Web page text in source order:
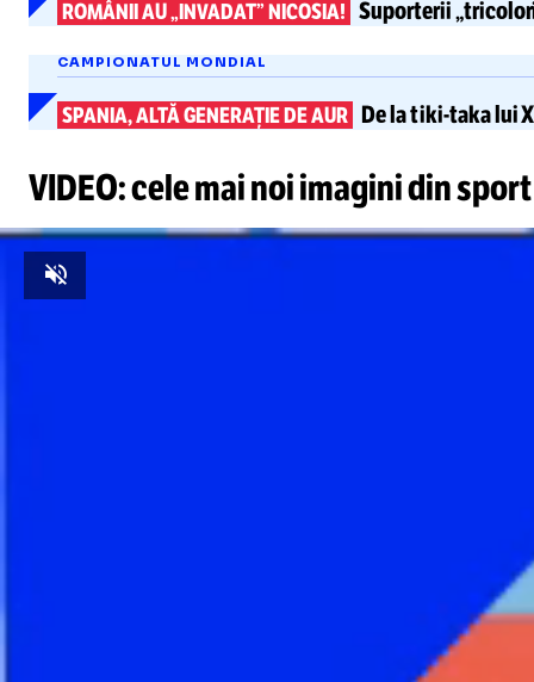
ROMÂNII AU „INVADAT” NICOSIA! Suporterii
CAMPIONATUL MONDIAL
SPANIA, ALTĂ GENERAȚIE DE AUR De latiki-takalui
VIDEO: cele mai noi imagini din sport
Unmute